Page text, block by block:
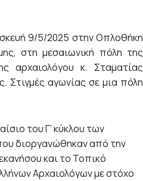
9/5/2025 στην Οπλοθήκη
στη μεσαιωνική πόλη της
αρχαιολόγου κ. Σταματίας
Στιγμές αγωνίας σε μια πόλη
του Γ’ κύκλου των
διοργανώθηκαν από την
και το Τοπικό
Αρχαιολόγων με στόχο